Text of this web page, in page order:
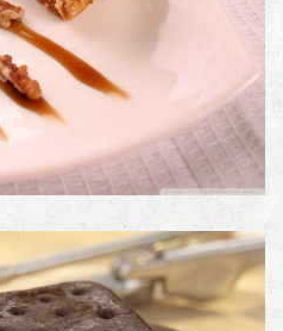
external link